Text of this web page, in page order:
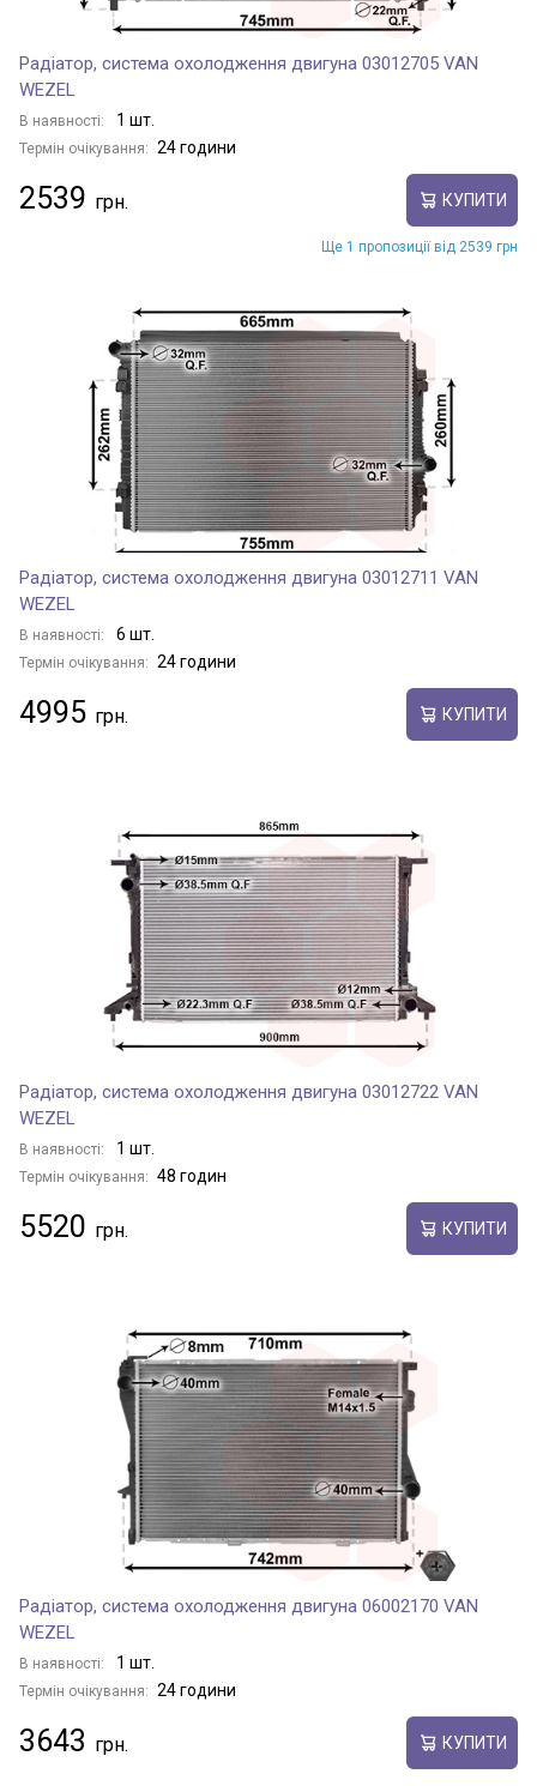
Радіатор, система охолодження двигуна 03012705 VAN
WEZEL
В наявності: 1 шт.
Термін очікування: 24 години
2539 КУПИТИ
Ще 1 пропозиції від 2539 грн
Радіатор, система охолодження двигуна 03012711 VAN
WEZEL
В наявності: 6 шт.
Термін очікування: 24 години
4995 КУПИТИ
Радіатор, система охолодження двигуна 03012722 VAN
WEZEL
В наявності: 1 шт.
Термін очікування: 48 годин
5520 КУПИТИ
Радіатор, система охолодження двигуна 06002170 VAN
WEZEL
В наявності: 1 шт.
Термін очікування: 24 години
3643 КУПИТИ